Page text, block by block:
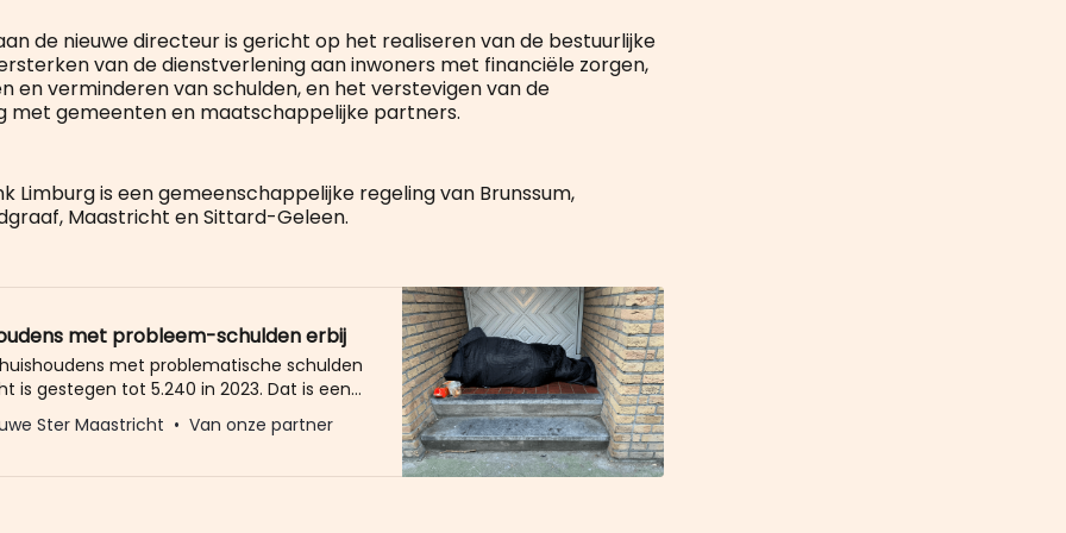
de nieuwe directeur is gericht op het realiseren van de bestuurlijke
van de dienstverlening aan inwoners met financiële zorgen,
en verminderen van schulden, en het verstevigen van de
met gemeenten en maatschappelijke partners.
Limburg is een gemeenschappelijke regeling van Brunssum,
Maastricht en Sittard-Geleen.
met probleem-schulden erbij
met problematische schulden
is gestegen tot 5.240 in 2023. Dat is een
(430 huishoudens) in vergelijking met
in financiële problemen in
huishoudens ernstige schulden.
Ster Maastricht Van onze partner